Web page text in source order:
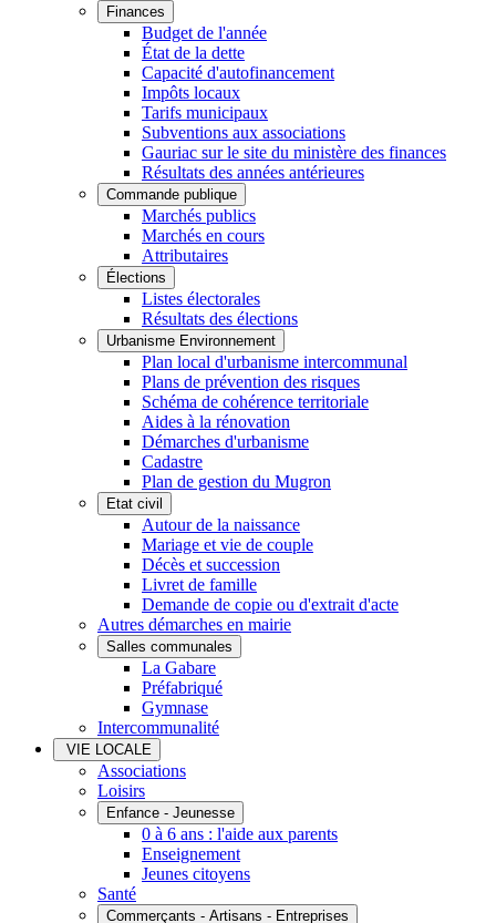
Finances
Budget de l'année
État de la dette
Capacité d'autofinancement
Impôts locaux
Tarifs municipaux
Subventions aux associations
Gauriac sur le site du ministère des finances
Résultats des années antérieures
Commande publique
Marchés publics
Marchés en cours
Attributaires
Élections
Listes électorales
Résultats des élections
Urbanisme Environnement
Plan local d'urbanisme intercommunal
Plans de prévention des risques
Schéma de cohérence territoriale
Aides à la rénovation
Démarches d'urbanisme
Cadastre
Plan de gestion du Mugron
Etat civil
Autour de la naissance
Mariage et vie de couple
Décès et succession
Livret de famille
Demande de copie ou d'extrait d'acte
Autres démarches en mairie
Salles communales
La Gabare
Préfabriqué
Gymnase
Intercommunalité
VIE LOCALE
Associations
Loisirs
Enfance - Jeunesse
0 à 6 ans : l'aide aux parents
Enseignement
Jeunes citoyens
Santé
Commerçants - Artisans - Entreprises